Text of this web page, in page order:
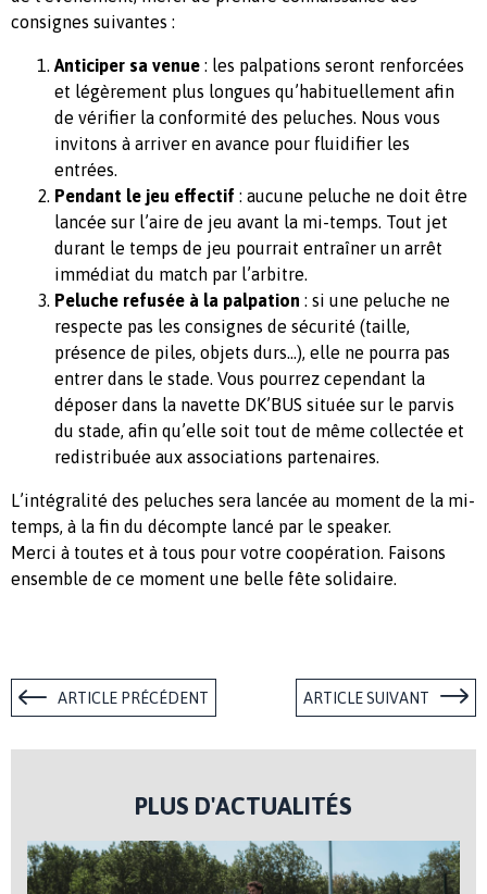
consignes suivantes :
Anticiper sa venue : les palpations seront renforcées
et légèrement plus longues qu’habituellement afin
de vérifier la conformité des peluches. Nous vous
invitons à arriver en avance pour fluidifier les
entrées.
Pendant le jeu effectif : aucune peluche ne doit être
lancée sur l’aire de jeu avant la mi-temps. Tout jet
durant le temps de jeu pourrait entraîner un arrêt
immédiat du match par l’arbitre.
Peluche refusée à la palpation : si une peluche ne
respecte pas les consignes de sécurité (taille,
présence de piles, objets durs…), elle ne pourra pas
entrer dans le stade. Vous pourrez cependant la
déposer dans la navette DK’BUS située sur le parvis
du stade, afin qu’elle soit tout de même collectée et
redistribuée aux associations partenaires.
L’intégralité des peluches sera lancée au moment de la mi-
temps, à la fin du décompte lancé par le speaker.
Merci à toutes et à tous pour votre coopération. Faisons
ensemble de ce moment une belle fête solidaire.
ARTICLE PRÉCÉDENT ARTICLE SUIVANT
PLUS D'ACTUALITÉS